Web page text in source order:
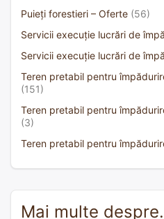
Puieți forestieri – Oferte (56)
Servicii execuție lucrări de
Servicii execuție lucrări de
Teren pretabil pentru
(151)
Teren pretabil pentru
(3)
Teren pretabil pentru
Mai multe